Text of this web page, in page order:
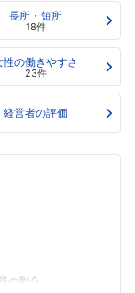
長所・短所
18件
性の働きやすさ
23件
経営者の評価
の割合